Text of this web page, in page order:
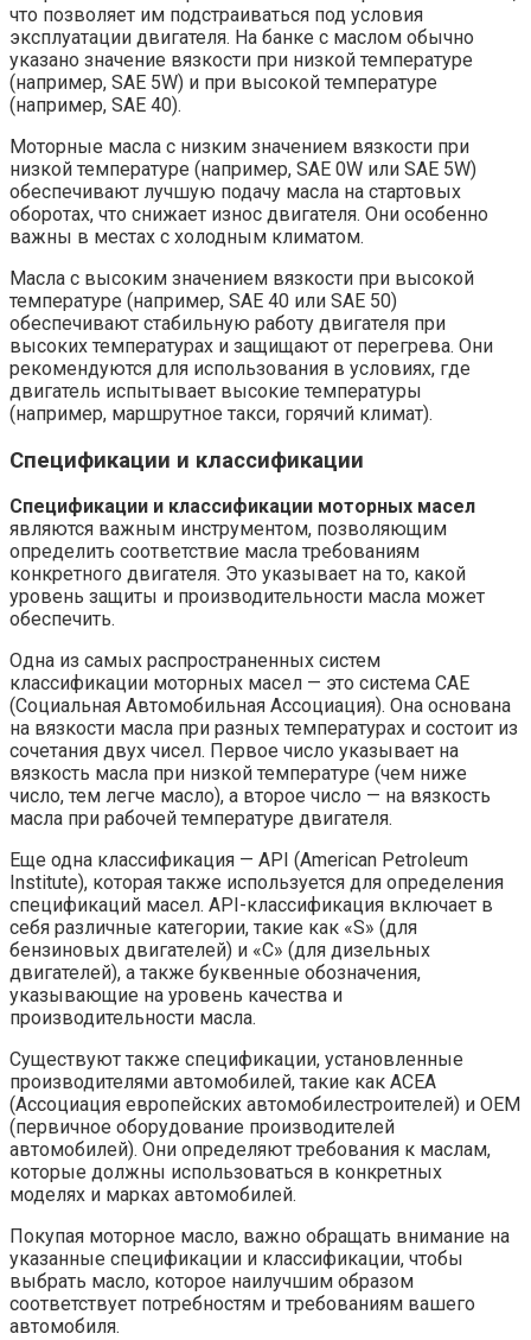
что позволяет им подстраиваться под условия
эксплуатации двигателя. На банке с маслом обычно
указано значение вязкости при низкой температуре
(например, SAE 5W) и при высокой температуре
(например, SAE 40).
Моторные масла с низким значением вязкости при
низкой температуре (например, SAE 0W или SAE 5W)
обеспечивают лучшую подачу масла на стартовых
оборотах, что снижает износ двигателя. Они особенно
важны в местах с холодным климатом.
Масла с высоким значением вязкости при высокой
температуре (например, SAE 40 или SAE 50)
обеспечивают стабильную работу двигателя при
высоких температурах и защищают от перегрева. Они
рекомендуются для использования в условиях, где
двигатель испытывает высокие температуры
(например, маршрутное такси, горячий климат).
Спецификации и классификации
Спецификации и классификации моторных масел
являются важным инструментом, позволяющим
определить соответствие масла требованиям
конкретного двигателя. Это указывает на то, какой
уровень защиты и производительности масла может
обеспечить.
Одна из самых распространенных систем
классификации моторных масел — это система САЕ
(Социальная Автомобильная Ассоциация). Она основана
на вязкости масла при разных температурах и состоит из
сочетания двух чисел. Первое число указывает на
вязкость масла при низкой температуре (чем ниже
число, тем легче масло), а второе число — на вязкость
масла при рабочей температуре двигателя.
Еще одна классификация — API (American Petroleum
Institute), которая также используется для определения
спецификаций масел. API-классификация включает в
себя различные категории, такие как «S» (для
бензиновых двигателей) и «C» (для дизельных
двигателей), а также буквенные обозначения,
указывающие на уровень качества и
производительности масла.
Существуют также спецификации, установленные
производителями автомобилей, такие как АСЕА
(Ассоциация европейских автомобилестроителей) и ОЕМ
(первичное оборудование производителей
автомобилей). Они определяют требования к маслам,
которые должны использоваться в конкретных
моделях и марках автомобилей.
Покупая моторное масло, важно обращать внимание на
указанные спецификации и классификации, чтобы
выбрать масло, которое наилучшим образом
соответствует потребностям и требованиям вашего
автомобиля.